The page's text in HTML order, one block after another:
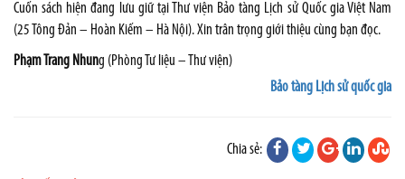
Cuốn sách hiện đang lưu giữ tại Thư viện Bảo tàng Lịch sử Quốc gia Việt Nam
(25 Tông Đản – Hoàn Kiếm – Hà Nội). Xin trân trọng giới thiệu cùng bạn đọc.
Phạm Trang Nhung (Phòng Tư liệu – Thư viện)
Bảo tàng Lịch sử quốc gia
Chia sẻ: